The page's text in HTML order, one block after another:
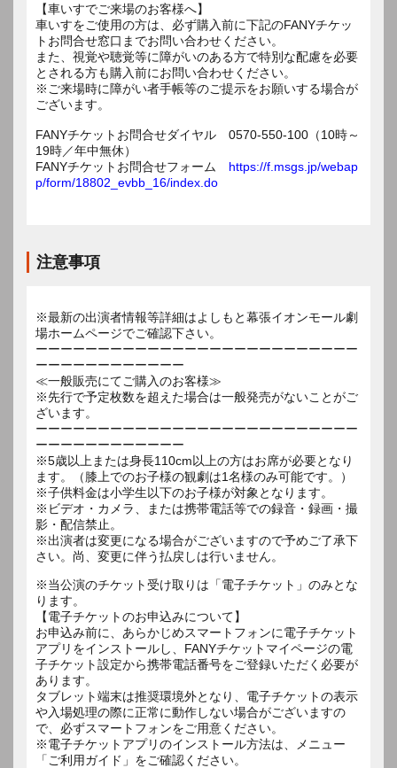
【車いすでご来場のお客様へ】
車いすをご使用の方は、必ず購入前に下記のFANYチケッ
トお問合せ窓口までお問い合わせください。
また、視覚や聴覚等に障がいのある方で特別な配慮を必要
とされる方も購入前にお問い合わせください。
※ご来場時に障がい者手帳等のご提示をお願いする場合が
ございます。
FANYチケットお問合せダイヤル 0570-550-100（10時～
19時／年中無休）
FANYチケットお問合せフォーム https://f.msgs.jp/webap
p/form/18802_evbb_16/index.do
注意事項
※最新の出演者情報等詳細はよしもと幕張イオンモール劇
場ホームページでご確認下さい。
ーーーーーーーーーーーーーーーーーーーーーーーーーー
ーーーーーーーーーーーー
≪一般販売にてご購入のお客様≫
※先行で予定枚数を超えた場合は一般発売がないことがご
ざいます。
ーーーーーーーーーーーーーーーーーーーーーーーーーー
ーーーーーーーーーーーー
※5歳以上または身長110cm以上の方はお席が必要となり
ます。（膝上でのお子様の観劇は1名様のみ可能です。）
※子供料金は小学生以下のお子様が対象となります。
※ビデオ・カメラ、または携帯電話等での録音・録画・撮
影・配信禁止。
※出演者は変更になる場合がございますので予めご了承下
さい。尚、変更に伴う払戻しは行いません。
※当公演のチケット受け取りは「電子チケット」のみとな
ります。
【電子チケットのお申込みについて】
お申込み前に、あらかじめスマートフォンに電子チケット
アプリをインストールし、FANYチケットマイページの電
子チケット設定から携帯電話番号をご登録いただく必要が
あります。
タブレット端末は推奨環境外となり、電子チケットの表示
や入場処理の際に正常に動作しない場合がございますの
で、必ずスマートフォンをご用意ください。
※電子チケットアプリのインストール方法は、メニュー
「ご利用ガイド」をご確認ください。